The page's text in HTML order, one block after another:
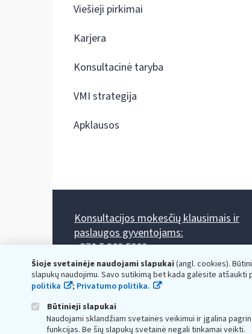
Šioje svetainėje naudojami slapukai(angl. cookies).
slapukų naudojimu. Savo sutikimą bet kada galėsite
politika
; Privatumo politika.
Būtinieji slapukai
Naudojami sklandžiam svetainės veikimui ir įgalina
funkcijas. Be šių slapukų svetainė negali tinkamai veikti.
Viešieji pirkimai
Karjera
Konsultacinė taryba
VMI strategija
Apklausos
Konsultacijos mokesčių klausimais ir
paslaugos gyventojams:
+370 5 260 5060
Darbo laikas: I-IV 8.00-17.00, V 8.00-15.45.
Prieššventinę dieną - viena valanda trumpiau.
Kiekvieno mėnesio antrą penktadienį 8.00 val. - 12.00 val.